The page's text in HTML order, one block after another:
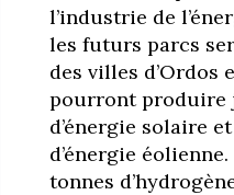
l’industrie de
les futurs parcs
des villes d’Ordos
pourront produire
d’énergie solaire
d’énergie
tonnes